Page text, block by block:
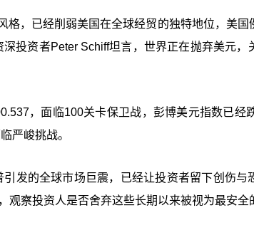
格，已经削弱美国在全球经贸的独特地位，美国
深投资者Peter Schiff坦言，世界正在抛弃美元，
，面临100关卡保卫战，彭博美元指数已经
严峻挑战。
发的全球市场巨震，已经让投资者留下创伤与
察投资人是否舍弃这些长期以来被视为最安全